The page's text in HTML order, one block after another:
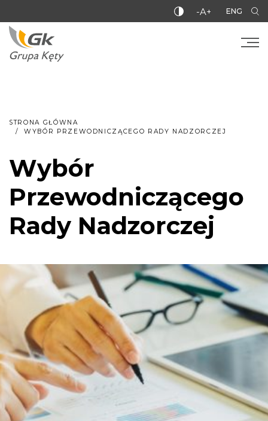
-A+ ENG
STRONA GŁÓWNA
WYBÓR PRZEWODNICZĄCEGO RADY NADZORCZEJ
Wybór
Przewodniczącego
Rady Nadzorczej